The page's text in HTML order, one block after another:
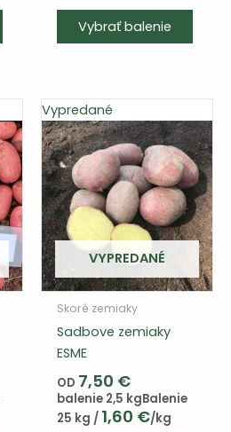
Tento
variantov.
Varianty
si
môžete
vybrať
na
stránke
produktu
Vybrať balenie
Vypredané
VYPREDANÉ
Skoré zemiaky
Sadbove zemiaky
ESME
OD 7,50 €
balenie 2,5 kgBalenie
25 kg / 1,60 €/kg